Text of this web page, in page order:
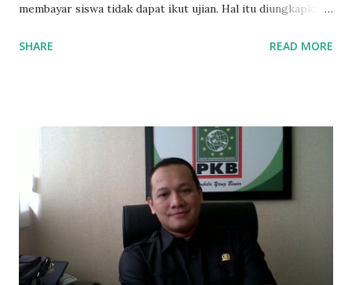
membayar siswa tidak dapat ikut ujian. Hal itu diungkapkan
SMAN 8 Jalan Iskandar Muda Surabaya mengatakan, ada
Mujib menambahkan, akhirnya terpaksa ortu nya pinjam
uang tetangga 500 ribu, agar anaknya bisa ikut ujian.
"Kasihan dia sudah tidak punya ayah, ibunya saudara saya,
kerja sebagai pembantu rumah tangga. Tolong dibantu mas,
agar uang bisa kembali,"ungkapnya. Perihal adanya
penarikan uang iuran untuk pembangunan gedung sekolah,
dibenarkan oleh Atika Fadhilah siswa kelas XI saat
SHARE READ MORE